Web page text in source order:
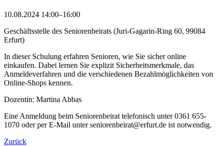
10.08.2024 14:00–16:00
Geschäftsstelle des Seniorenbeirats (Juri-Gagarin-Ring 60, 99084
Erfurt)
In dieser Schulung erfahren Senioren, wie Sie sicher online
einkaufen. Dabei lernen Sie explizit Sicherheitsmerkmale, das
Anmeldeverfahren und die verschiedenen Bezahlmöglichkeiten von
Online-Shops kennen.
Dozentin: Martina Abbas
Eine Anmeldung beim Seniorenbeirat telefonisch unter 0361 655-
1070 oder per E-Mail unter seniorenbeirat@erfurt.de ist notwendig.
Zurück